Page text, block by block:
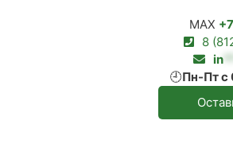
MAX
8
in **
🕘Пн-Пт с